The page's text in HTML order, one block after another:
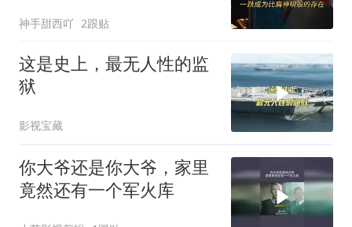
神手甜西吖 2跟贴
这是史上，最无人性的监
狱
影视宝藏
你大爷还是你大爷，家里
竟然还有一个军火库